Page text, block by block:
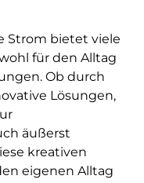
Strom bietet viele
für den Alltag
Ob durch
Lösungen,
äußerst
kreativen
eigenen Alltag